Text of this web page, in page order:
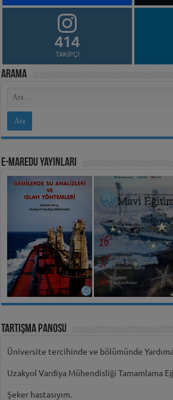
414
TAKIPÇI
Arama
e-MarEdu Yayınları
Tartışma Panosu
Üniversite tercihinde ve bölümünde
Uzakyol Vardiya Mühendisliği Tamamlama
Şeker hastasıyım.